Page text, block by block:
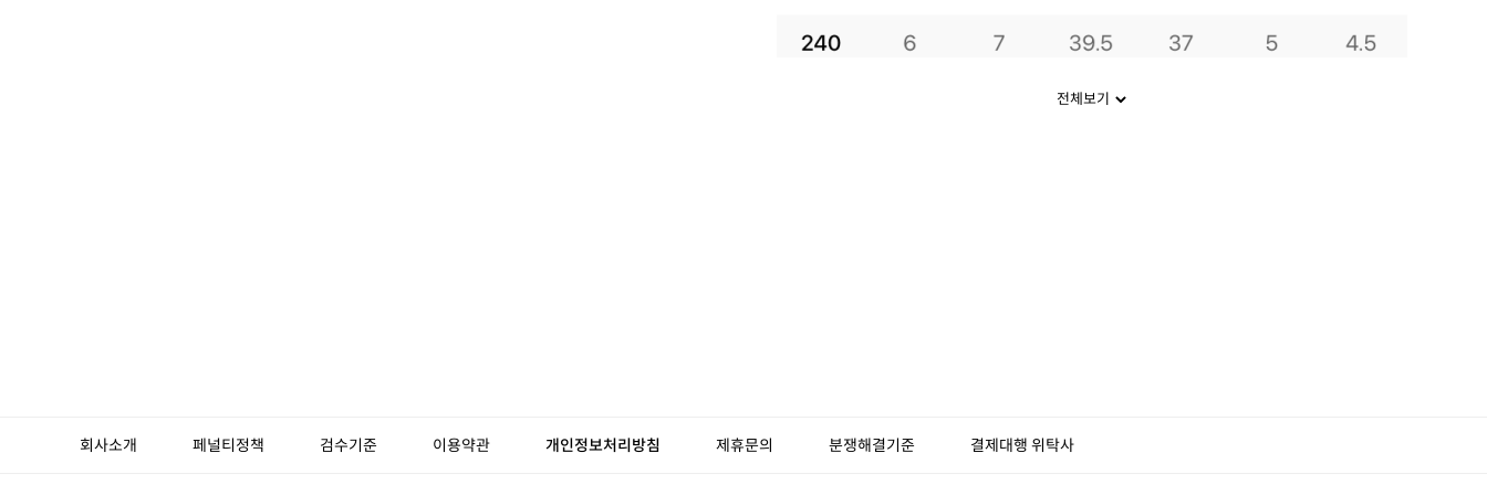
전체보기
회사소개 페널티정책 검수기준 이용약관 개인정보처리방침 제휴문의 분쟁해결기준 결제대행 위탁사